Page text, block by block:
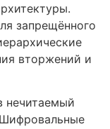
запрещённого
вторжений и
нечитаемый